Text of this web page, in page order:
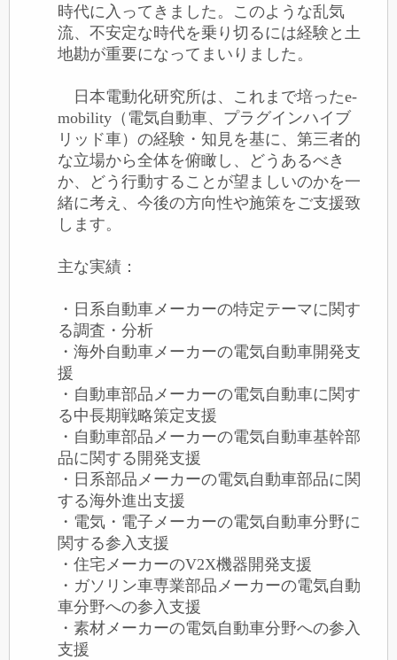
時代に入ってきました。このような乱気
流、不安定な時代を乗り切るには経験と土
地勘が重要になってまいりました。
日本電動化研究所は、これまで培ったe-
mobility（電気自動車、プラグインハイブ
リッド車） の経験・知見を基に、第三者的
な立場から全体を俯瞰し、どうあるべき
か、どう行動することが望ましいのかを一
緒に考え、今後の方向性や施策をご支援致
します。
主な実績：
・日系自動車メーカーの特定テーマに関す
る調査・分析
・海外自動車メーカーの電気自動車開発支
援
・自動車部品メーカーの電気自動車に関す
る中長期戦略策定支援
・自動車部品メーカーの電気自動車基幹部
品に関する開発支援
・日系部品メーカーの電気自動車部品に関
する海外進出支援
・電気・電子メーカーの電気自動車分野に
関する参入支援
・住宅メーカーのV2X機器開発支援
・ガソリン車専業部品メーカーの電気自動
車分野への参入支援
・素材メーカーの電気自動車分野への参入
支援